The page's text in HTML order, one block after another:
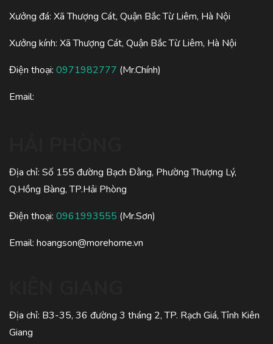
Xưởng đá: Xã Thượng Cát, Quận Bắc Từ Liêm, Hà Nội
Xưởng kính: Xã Thượng Cát, Quận Bắc Từ Liêm, Hà Nội
Điện thoại: 0971982777 (Mr.Chính)
Email:
Địa chỉ: Số 155 đường Bạch Đằng, Phường Thượng Lý,
Q.Hồng Bàng, TP.Hải Phòng
Điện thoại: 0961993555 (Mr.Sơn)
Email: hoangson@morehome.vn
Địa chỉ: B3-35, 36 đường 3 tháng 2, TP. Rạch Giá, Tỉnh Kiên
Giang